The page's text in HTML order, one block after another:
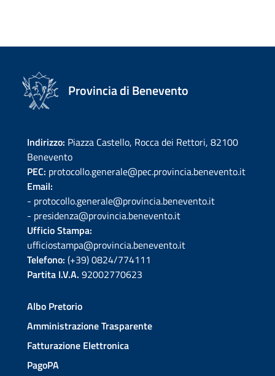
Provincia di Benevento
Indirizzo: Piazza Castello, Rocca dei Rettori, 82100
Benevento
PEC: protocollo.generale@pec.provincia.benevento.it
Email:
- protocollo.generale@provincia.benevento.it
- presidenza@provincia.benevento.it
Ufficio Stampa:
ufficiostampa@provincia.benevento.it
Telefono: (+39) 0824/774111
Partita I.V.A. 92002770623
Albo Pretorio
Amministrazione Trasparente
Fatturazione Elettronica
PagoPA